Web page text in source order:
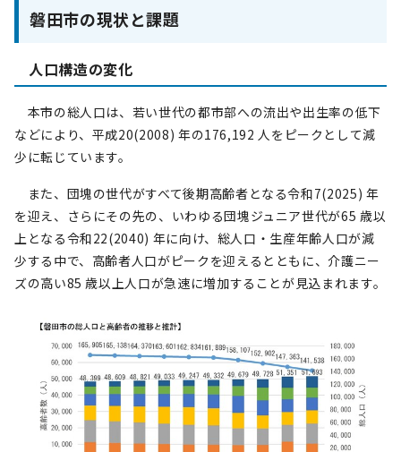
磐田市の現状と課題
人口構造の変化
本市の総人口は、若い世代の都市部への流出や出生率の低下
などにより、平成20(2008) 年の176,192 人をピークとして減
少に転じています。
また、団塊の世代がすべて後期高齢者となる令和7(2025) 年
を迎え、さらにその先の、いわゆる団塊ジュニア世代が65 歳以
上となる令和22(2040) 年に向け、総人口・生産年齢人口が減
少する中で、高齢者人口がピークを迎えるとともに、介護ニー
ズの高い85 歳以上人口が急速に増加することが見込まれます。